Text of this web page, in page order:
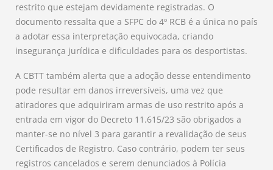
restrito que estejam devidamente registradas. O
documento ressalta que a SFPC do 4º RCB é a única no país
a adotar essa interpretação equivocada, criando
insegurança jurídica e dificuldades para os desportistas.
A CBTT também alerta que a adoção desse entendimento
pode resultar em danos irreversíveis, uma vez que
atiradores que adquiriram armas de uso restrito após a
entrada em vigor do Decreto 11.615/23 são obrigados a
manter-se no nível 3 para garantir a revalidação de seus
Certificados de Registro. Caso contrário, podem ter seus
registros cancelados e serem denunciados à Polícia